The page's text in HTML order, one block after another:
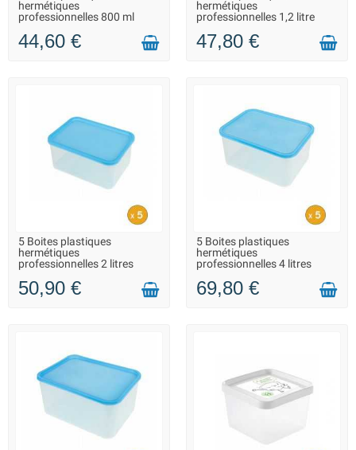
EXPÉDITIONS À PARTIR DU 20
AOÛT
hermétiques
professionnelles 800 ml
44,60 €
EXPÉDITIONS À PARTIR DU 20
AOÛT
hermétiques
professionnelles 1,2 litre
47,80 €
EN STOCK - REPRISE DES
EXPÉDITIONS À PARTIR DU 20
AOÛT
5 Boites plastiques
hermétiques
professionnelles 2 litres
50,90 €
EN STOCK - REPRISE DES
EXPÉDITIONS À PARTIR DU 20
AOÛT
5 Boites plastiques
hermétiques
professionnelles 4 litres
69,80 €